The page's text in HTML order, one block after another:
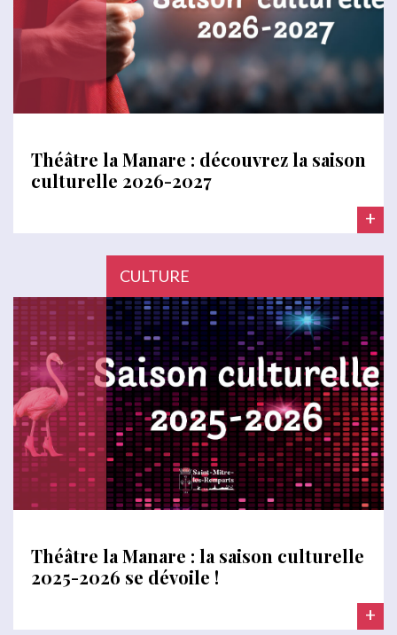
Théâtre la Manare : découvrez la saison
culturelle 2026-2027
+
CULTURE
Théâtre la Manare : la saison culturelle
2025-2026 se dévoile !
+